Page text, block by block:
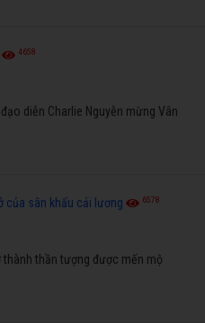
4658
diễn Charlie Nguyễn mừng Vân
của sân khấu cải lương 6578
thần tượng được mến mộ